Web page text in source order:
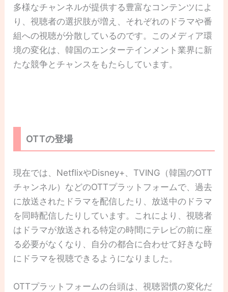
多様なチャンネルが提供する豊富なコンテンツによ
り、視聴者の選択肢が増え、それぞれのドラマや番
組への視聴が分散しているのです。このメディア環
境の変化は、韓国のエンターテインメント業界に新
たな競争とチャンスをもたらしています。
OTTの登場
現在では、NetflixやDisney+、TVING（韓国のOTT
チャンネル）などのOTTプラットフォームで、過去
に放送されたドラマを配信したり、放送中のドラマ
を同時配信したりしています。これにより、視聴者
はドラマが放送される特定の時間にテレビの前に座
る必要がなくなり、自分の都合に合わせて好きな時
にドラマを視聴できるようになりました。
OTTプラットフォームの台頭は、視聴習慣の変化だ